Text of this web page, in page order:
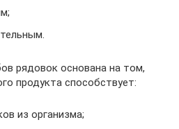
рядовок основана на том,
продукта способствует:
из организма;